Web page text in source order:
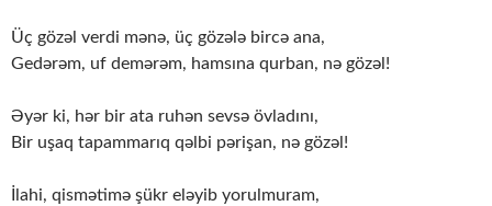
Üç gözəl verdi mənə, üç gözələ bircə ana,
Gedərəm, uf demərəm, hamsına qurban, nə gözəl!
Əyər ki, hər bir ata ruhən sevsə övladını,
Bir uşaq tapammarıq qəlbi pərişan, nə gözəl!
İlahi, qismətimə şükr eləyib yorulmuram,